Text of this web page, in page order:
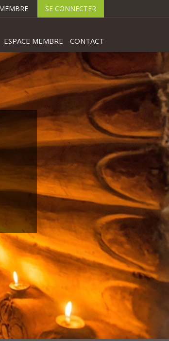
SE CONNECTER
ESPACE MEMBRE CONTACT